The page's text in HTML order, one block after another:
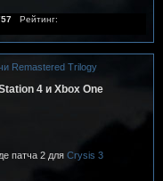
Рейтинг:
Remastered Trilogy
4 и Xbox One
патча 2 для Crysis 3